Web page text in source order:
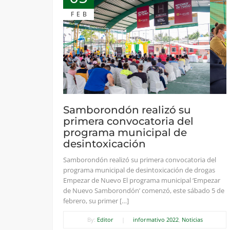
FEB
Samborondón realizó su
primera convocatoria del
programa municipal de
desintoxicación
Samborondón realizó su primera convocatoria del
programa municipal de desintoxicación de drogas
Empezar de Nuevo El programa municipal ‘Empezar
de Nuevo Samborondón’ comenzó, este sábado 5 de
febrero, su primer […]
By: Editor informativo 2022, Noticias